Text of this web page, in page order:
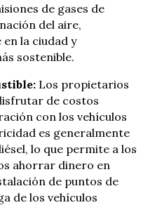
de gases de
del aire,
la ciudad y
sostenible.
Los propietarios
de costos
con los vehículos
es generalmente
lo que permite a los
ahorrar dinero en
de puntos de
de los vehículos